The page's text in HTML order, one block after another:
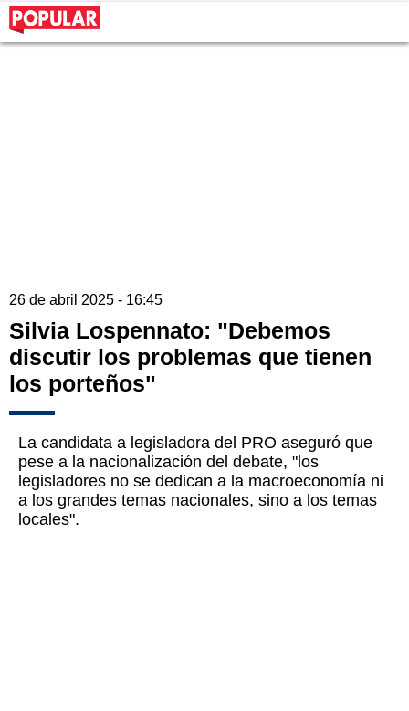
26 de abril 2025 - 16:45
Silvia Lospennato: "Debemos
discutir los problemas que tienen
los porteños"
La candidata a legisladora del PRO aseguró que
pese a la nacionalización del debate, "los
legisladores no se dedican a la macroeconomía ni
a los grandes temas nacionales, sino a los temas
locales".